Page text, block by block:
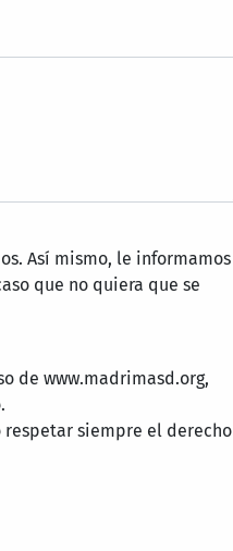
Así mismo, le informamos
que no quiera que se
de www.madrimasd.org,
siempre el derecho